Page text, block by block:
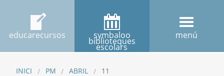
educarecursos symbaloo
biblioteques
escolars
menú
INICI PM ABRIL
11